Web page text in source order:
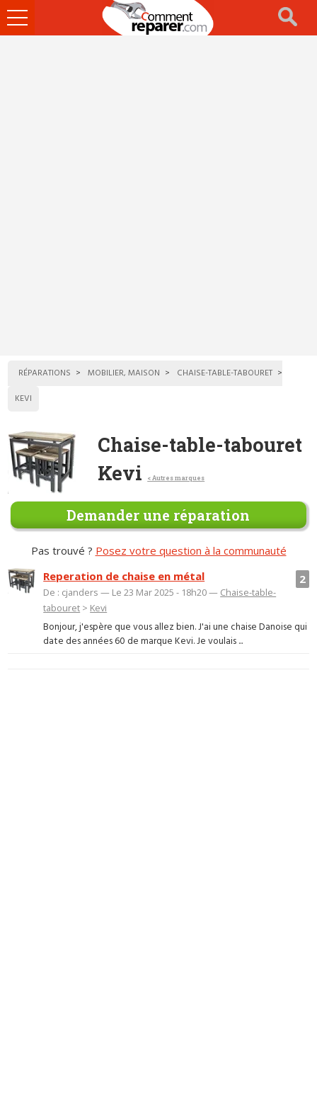
Ouvrir
le
RÉPARATIONS MOBILIER, MAISON
CHAISE-TABLE-TABOURET
KEVI
Chaise-table-tabouret
Kevi
< Autres marques
Demander une réparation
Pas trouvé ? Posez votre question à la communauté
2
Reperation de chaise en métal
De : cjanders — Le 23 Mar 2025 - 18h20 — Chaise-table-
tabouret > Kevi
Bonjour, j'espère que vous allez bien. J'ai une chaise Danoise qui
date des années 60 de marque Kevi. Je voulais ...